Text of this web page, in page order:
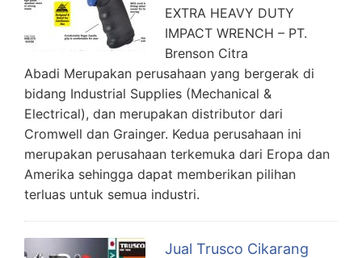
EXTRA HEAVY DUTY
IMPACT WRENCH – PT.
Brenson Citra
Abadi Merupakan perusahaan yang bergerak di
bidang Industrial Supplies (Mechanical &
Electrical), dan merupakan distributor dari
Cromwell dan Grainger. Kedua perusahaan ini
merupakan perusahaan terkemuka dari Eropa dan
Amerika sehingga dapat memberikan pilihan
terluas untuk semua industri.
Jual Trusco Cikarang